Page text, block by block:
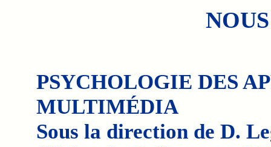
PSYCHOLOGIE DES
MULTIMÉDIA
Sous la direction de D.